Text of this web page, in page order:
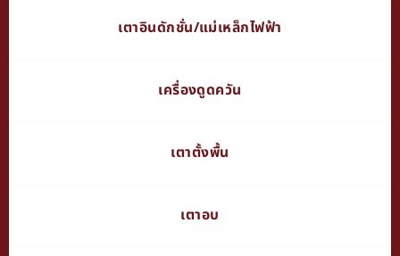
เตาอินดักชั่น/แม่เหล็กไฟฟ้า
เครื่องดูดควัน
เตาตั้งพื้น
เตาอบ